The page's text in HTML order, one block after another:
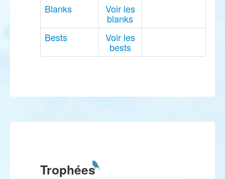
Blanks Voir les
blanks
Bests
Voir les
bests
Trophées